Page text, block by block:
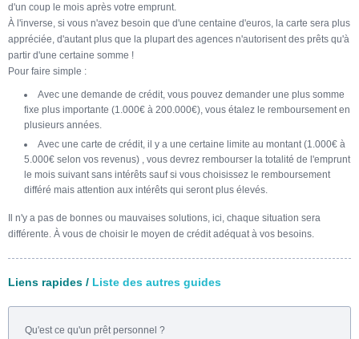
d'un coup le mois après votre emprunt.
À l'inverse, si vous n'avez besoin que d'une centaine d'euros, la carte sera plus
appréciée, d'autant plus que la plupart des agences n'autorisent des prêts qu'à
partir d'une certaine somme !
Pour faire simple :
Avec une demande de crédit, vous pouvez demander une plus somme
fixe plus importante (1.000€ à 200.000€), vous étalez le remboursement en
plusieurs années.
Avec une carte de crédit, il y a une certaine limite au montant (1.000€ à
5.000€ selon vos revenus) , vous devrez rembourser la totalité de l'emprunt
le mois suivant sans intérêts sauf si vous choisissez le remboursement
différé mais attention aux intérêts qui seront plus élevés.
Il n'y a pas de bonnes ou mauvaises solutions, ici, chaque situation sera
différente. À vous de choisir le moyen de crédit adéquat à vos besoins.
Liens rapides / Liste des autres guides
Qu'est ce qu'un prêt personnel ?